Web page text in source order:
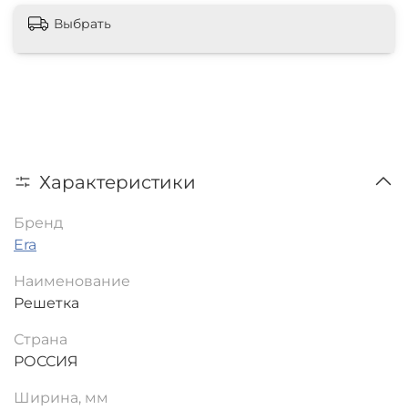
Выбрать
Характеристики
Бренд
Era
Наименование
Решетка
Страна
РОССИЯ
Ширина, мм